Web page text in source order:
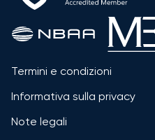
Termini e condizioni
Informativa sulla privacy
Note legali